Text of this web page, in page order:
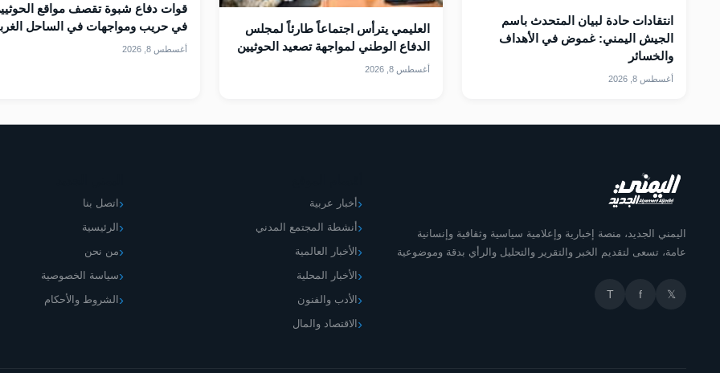
انتقادات حادة لبيان المتحدث باسم
الجيش اليمني: غموض في الأهداف
والخسائر
أغسطس 8, 2026
العليمي يترأس اجتماعاً طارئاً لمجلس
الدفاع الوطني لمواجهة تصعيد الحوثيين
أغسطس 8, 2026
قوات دفاع شبوة تقصف مواقع
في حريب ومواجهات في الساحل
أغسطس 8, 2026
اليمني الجديد، منصة إخبارية وإعلامية سياسية وثقافية وإنسانية
عامة، تسعى لتقديم الخبر والتقرير والتحليل والرأي بدقة وموضوعية
𝕏
f
T
أخبار عربية
أنشطة المجتمع المدني
الأخبار العالمية
الأخبار المحلية
الأدب والفنون
الاقتصاد والمال
اتصل بنا
الرئيسية
من نحن
سياسة الخصوصية
الشروط والأحكام